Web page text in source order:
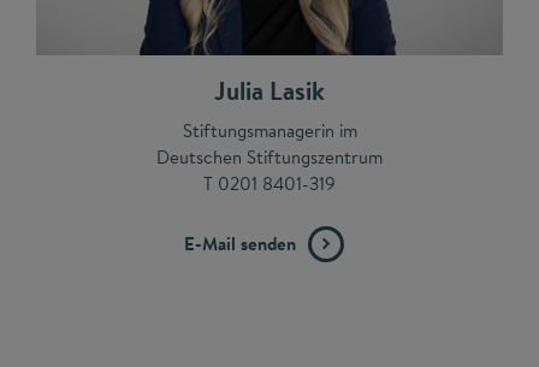
Julia Lasik
Stiftungsmanagerin im
Deutschen Stiftungszentrum
T 0201 8401-319
E-Mail senden